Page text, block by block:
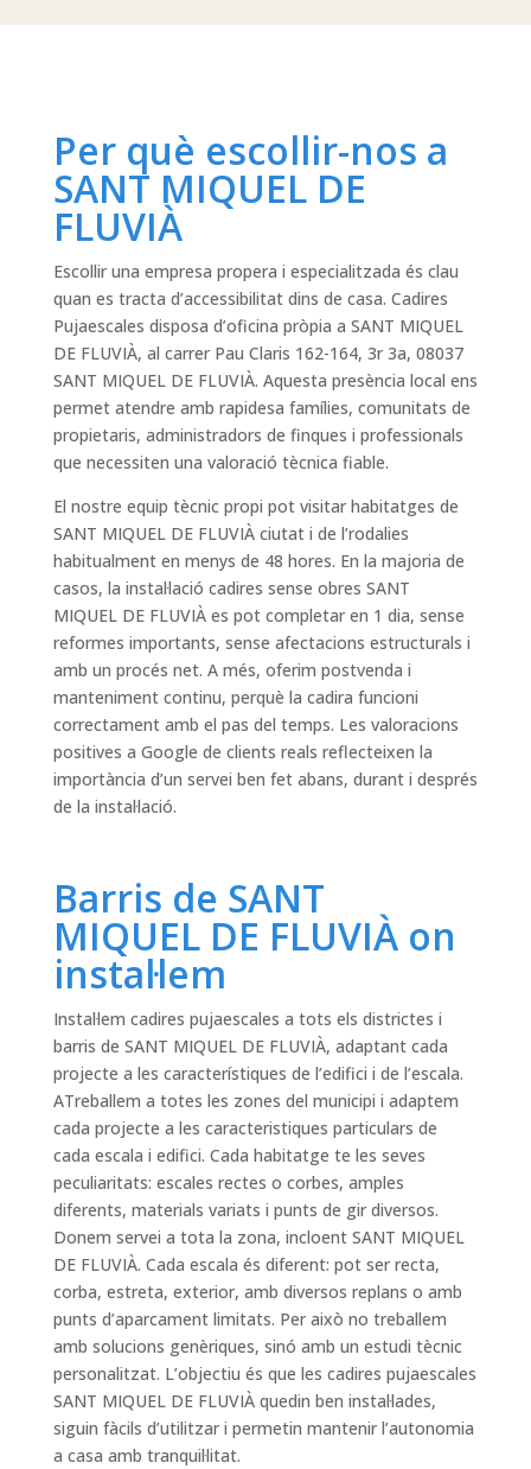
Per què escollir-nos a
SANT MIQUEL DE
FLUVIÀ
Escollir una empresa propera i especialitzada és clau
quan es tracta d’accessibilitat dins de casa. Cadires
Pujaescales disposa d’oficina pròpia a SANT MIQUEL
DE FLUVIÀ, al carrer Pau Claris 162-164, 3r 3a, 08037
SANT MIQUEL DE FLUVIÀ. Aquesta presència local ens
permet atendre amb rapidesa famílies, comunitats de
propietaris, administradors de finques i professionals
que necessiten una valoració tècnica fiable.
El nostre equip tècnic propi pot visitar habitatges de
SANT MIQUEL DE FLUVIÀ ciutat i de l’rodalies
habitualment en menys de 48 hores. En la majoria de
casos, la instal·lació cadires sense obres SANT
MIQUEL DE FLUVIÀ es pot completar en 1 dia, sense
reformes importants, sense afectacions estructurals i
amb un procés net. A més, oferim postvenda i
manteniment continu, perquè la cadira funcioni
correctament amb el pas del temps. Les valoracions
positives a Google de clients reals reflecteixen la
importància d’un servei ben fet abans, durant i després
de la instal·lació.
Barris de SANT
MIQUEL DE FLUVIÀ on
instal·lem
Instal·lem cadires pujaescales a tots els districtes i
barris de SANT MIQUEL DE FLUVIÀ, adaptant cada
projecte a les característiques de l’edifici i de l’escala.
ATreballem a totes les zones del municipi i adaptem
cada projecte a les caracteristiques particulars de
cada escala i edifici. Cada habitatge te les seves
peculiaritats: escales rectes o corbes, amples
diferents, materials variats i punts de gir diversos.
Donem servei a tota la zona, incloent SANT MIQUEL
DE FLUVIÀ. Cada escala és diferent: pot ser recta,
corba, estreta, exterior, amb diversos replans o amb
punts d’aparcament limitats. Per això no treballem
amb solucions genèriques, sinó amb un estudi tècnic
personalitzat. L’objectiu és que les cadires pujaescales
SANT MIQUEL DE FLUVIÀ quedin ben instal·lades,
siguin fàcils d’utilitzar i permetin mantenir l’autonomia
a casa amb tranquil·litat.